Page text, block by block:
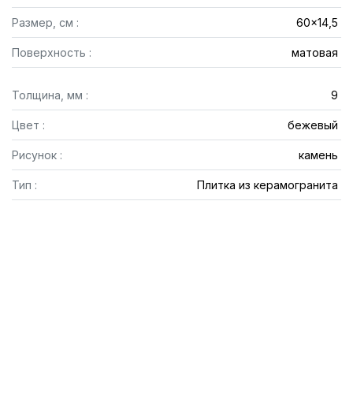
Размер, см : 60x14,5
Поверхность : матовая
Толщина, мм : 9
Цвет : бежевый
Рисунок : камень
Тип : Плитка из керамогранита